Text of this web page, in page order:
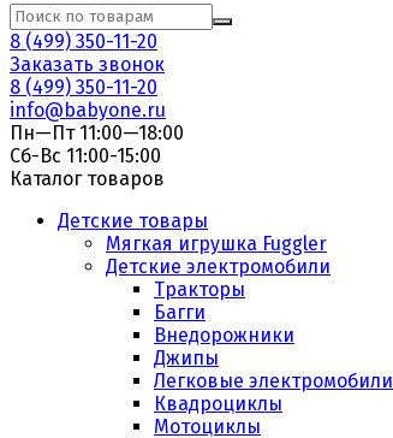
8 (499) 350-11-20
Заказать звонок
8 (499) 350-11-20
info@babyone.ru
Пн—Пт 11:00—18:00
Сб-Вс 11:00-15:00
Каталог товаров
Детские товары
Мягкая игрушка Fuggler
Детские электромобили
Тракторы
Багги
Внедорожники
Джипы
Легковые электромобили
Квадроциклы
Мотоциклы